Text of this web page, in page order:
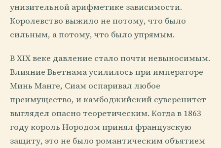
унизительной арифметике зависимости.
Королевство выжило не потому, что было
сильным, а потому, что было упрямым.
В XIX веке давление стало почти невыносимым.
Влияние Вьетнама усилилось при императоре
Минь Манге, Сиам оспаривал любое
преимущество, и камбоджийский суверенитет
выглядел опасно теоретическим. Когда в 1863
году король Нородом принял французскую
защиту, это не было романтическим объятием